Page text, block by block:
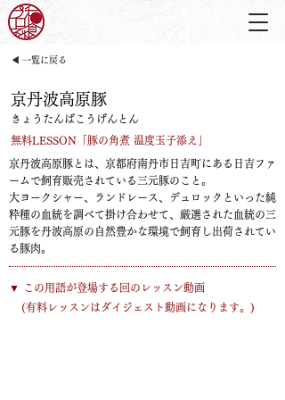
◀ 一覧に戻る
京丹波高原豚
きょうたんばこうげんとん
無料LESSON「豚の角煮 温度玉子添え」
京丹波高原豚とは、京都府南丹市日吉町にある日吉ファ
ームで飼育販売されている三元豚のこと。
大ヨークシャー、ランドレース、デュロックといった純
粋種の血統を調べて掛け合わせて、厳選された血統の三
元豚を丹波高原の自然豊かな環境で飼育し出荷されてい
る豚肉。
​▼ この用語が登場する回のレッスン動画
​(有料レッスンはダイジェスト動画になります。)